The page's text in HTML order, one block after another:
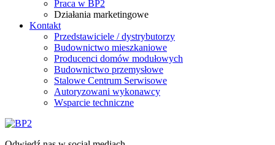
Praca w BP2
Działania marketingowe
Kontakt
Przedstawiciele / dystrybutorzy
Budownictwo mieszkaniowe
Producenci domów modułowych
Budownictwo przemysłowe
Stalowe Centrum Serwisowe
Autoryzowani wykonawcy
Wsparcie techniczne